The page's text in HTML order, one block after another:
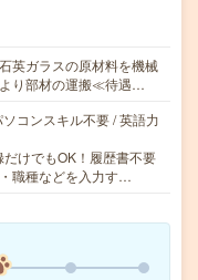
英ガラスの原材料を機械
り部材の運搬≪待遇…
コンスキル不要 / 英語力
けでもOK！履歴書不要
職種などを入力す…